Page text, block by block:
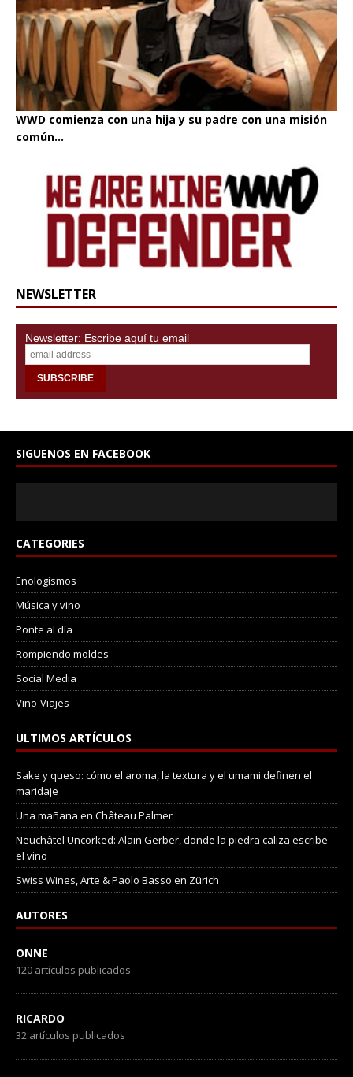
WWD comienza con una hija y su padre con una misión
común...
NEWSLETTER
Newsletter: Escribe aquí tu email
SIGUENOS EN FACEBOOK
CATEGORIES
Enologismos
Música y vino
Ponte al día
Rompiendo moldes
Social Media
Vino-Viajes
ULTIMOS ARTÍCULOS
Sake y queso: cómo el aroma, la textura y el umami definen el
maridaje
Una mañana en Château Palmer
Neuchâtel Uncorked: Alain Gerber, donde la piedra caliza escribe
el vino
Swiss Wines, Arte & Paolo Basso en Zürich
AUTORES
ONNE
120 artículos publicados
RICARDO
32 artículos publicados